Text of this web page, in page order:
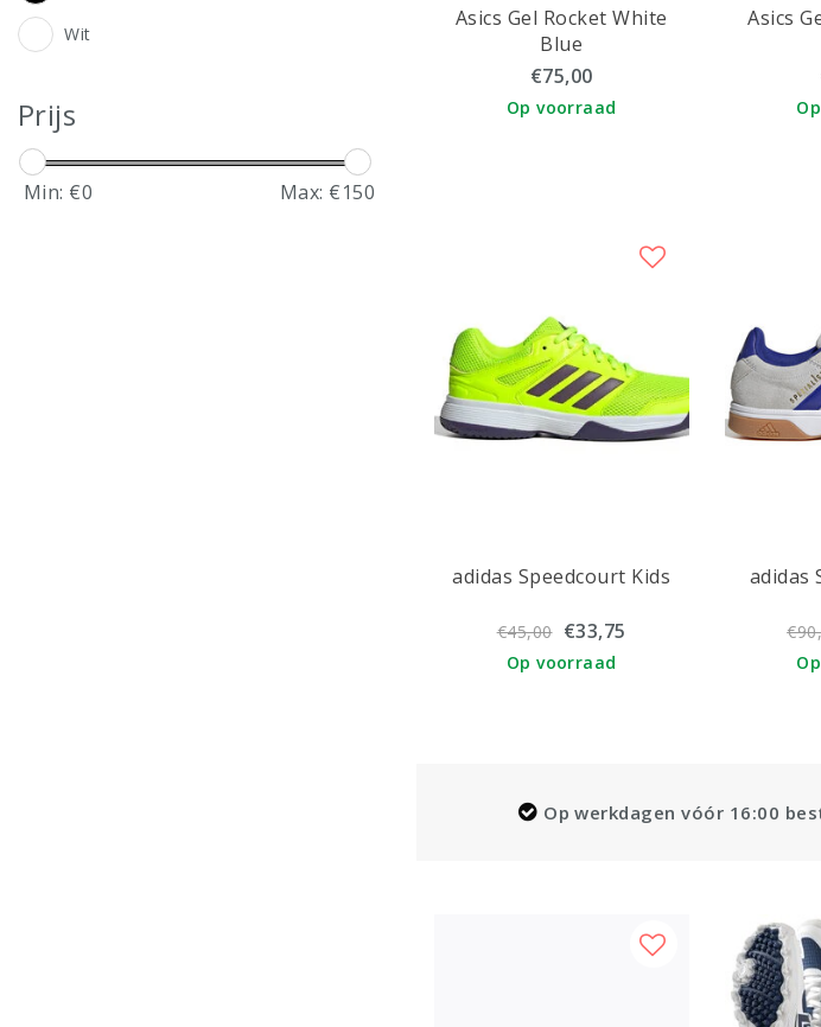
Wit
Prijs
Min: €0 Max: €150
Asics Gel Rocket White
Blue
€75,00
Op voorraad
Asics
adidas Speedcourt Kids
€45,00 €33,75
Op voorraad
adidas
Op werkdagen vóór 16:00